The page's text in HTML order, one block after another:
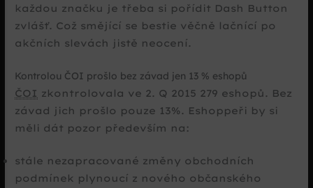
každou značku je třeba si pořídit Dash Button
zvlášť. Což smějící se bestie věčně lačnící po
akčních slevách jistě neocení.
Kontrolou ČOI prošlo bez závad jen 13 % eshopů
ČOI zkontrolovala ve 2. Q 2015 279 eshopů. Bez
závad jich prošlo pouze 13%. Eshoppeři by si
měli dát pozor především na:
stále nezapracované změny obchodních
podmínek plynoucí z nového občanského